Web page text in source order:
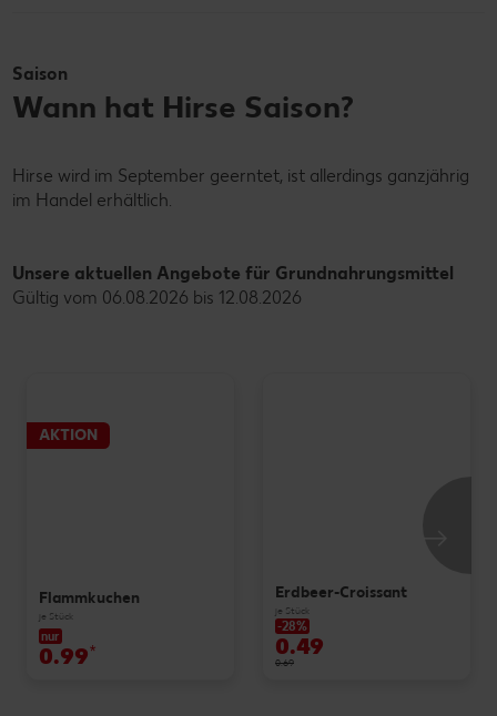
Saison
Wann hat Hirse Saison?
Hirse wird im September geerntet, ist allerdings ganzjährig
im Handel erhältlich.
Unsere aktuellen Angebote für Grundnahrungsmittel
Gültig vom 06.08.2026 bis 12.08.2026
AKTION
Flammkuchen
je Stück
nur
0.99*
Erdbeer-Croissant
je Stück
-28%
0.49
0.69